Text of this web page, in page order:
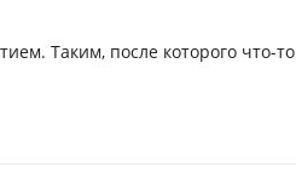
Таким, после которого что-то